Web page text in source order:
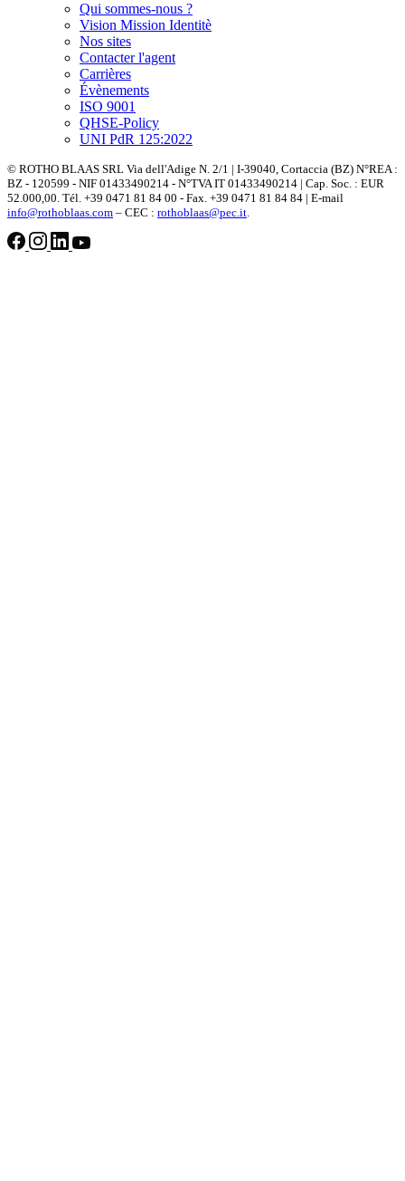
Qui sommes-nous ?
Vision Mission Identitè
Nos sites
Contacter l'agent
Carrières
Évènements
ISO 9001
QHSE-Policy
UNI PdR 125:2022
© ROTHO BLAAS SRL Via dell'Adige N. 2/1 | I-39040, Cortaccia (BZ) N°REA :
BZ - 120599 - NIF 01433490214 - N°TVA IT 01433490214 | Cap. Soc. : EUR
52.000,00. Tél. +39 0471 81 84 00 - Fax. +39 0471 81 84 84 | E-mail
info@rothoblaas.com – CEC : rothoblaas@pec.it.